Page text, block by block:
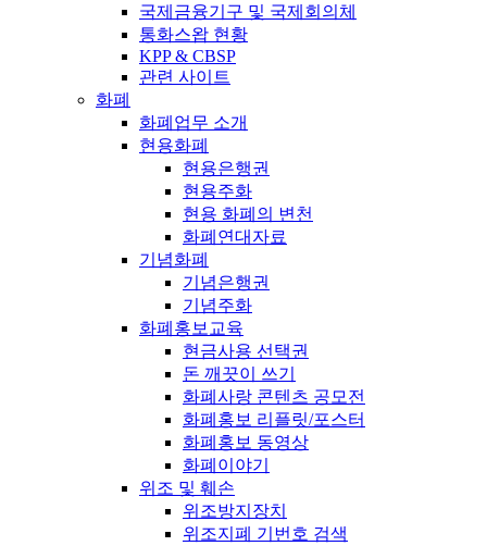
국제금융기구 및 국제회의체
통화스왑 현황
KPP & CBSP
관련 사이트
화폐
화폐업무 소개
현용화폐
현용은행권
현용주화
현용 화폐의 변천
화폐연대자료
기념화폐
기념은행권
기념주화
화폐홍보교육
현금사용 선택권
돈 깨끗이 쓰기
화폐사랑 콘텐츠 공모전
화폐홍보 리플릿/포스터
화폐홍보 동영상
화폐이야기
위조 및 훼손
위조방지장치
위조지폐 기번호 검색